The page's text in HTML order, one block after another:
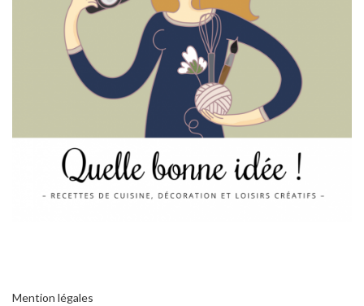
Mention légales